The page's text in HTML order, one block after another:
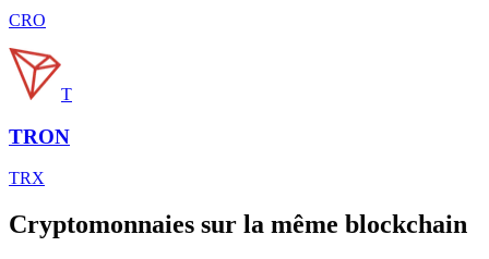
CRO
T
TRON
TRX
Cryptomonnaies sur la même blockchain